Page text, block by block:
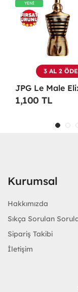
3 AL 2
1,350 TL
Kurumsal
Hakkımızda
Sıkça Sorulan
Sipariş Takibi
İletişim